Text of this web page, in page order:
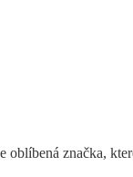
značka,